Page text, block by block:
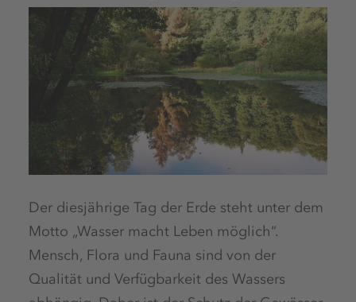
Der diesjährige Tag der Erde steht unter dem
Motto „Wasser macht Leben möglich“.
Mensch, Flora und Fauna sind von der
Qualität und Verfügbarkeit des Wassers